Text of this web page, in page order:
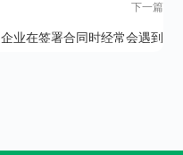
下一篇
企业在签署合同时经常会遇到